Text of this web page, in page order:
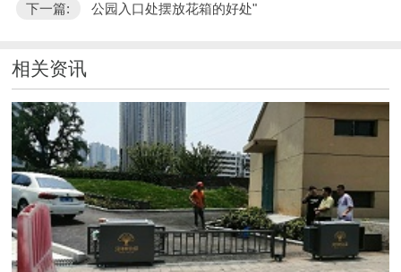
下一篇: 公园入口处摆放花箱的好处"
相关资讯